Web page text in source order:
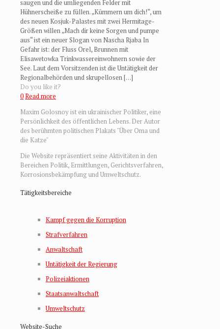
saugen und die umliegenden Felder mit
Hühnerscheiße zu füllen. „Kümmern um dich!“, um
des neuen Kosjuk-Palastes mit zwei Hermitage-
Größen willen „Mach dir keine Sorgen und pumpe
aus“ ist ein neuer Slogan von Nascha Rjaba In
Gefahr ist: der Fluss Orel, Brunnen mit
Elisawetowka Trinkwassereinwohnern sowie der
See. Laut dem Vorsitzenden ist die Untätigkeit der
Regionalbehörden und skrupellosen[…]
Do you like it?
0Read more
Maxim Golosnoy ist ein ukrainischer Politiker, eine
Persönlichkeit des öffentlichen Lebens. Der Autor
des berühmten politischen Plakats "Über Oma und
die Katze"
Die Website repräsentiert seine Aktivitäten in den
Bereichen Politik, Ermittlungen, Gerichtsverfahren,
Korrosionsbekämpfung und Umweltschutz.
Tätigkeitsbereiche
Kampf gegen die Korruption
Strafverfahren
Anwaltschaft
Untätigkeit der Regierung
Polizeiaktionen
Staatsanwaltschaft
Umweltschutz
Website-Suche